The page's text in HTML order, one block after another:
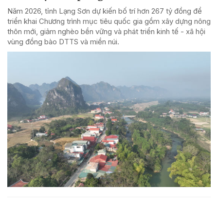
Năm 2026, tỉnh Lạng Sơn dự kiến bố trí hơn 267 tỷ đồng để
triển khai Chương trình mục tiêu quốc gia gồm xây dựng nông
thôn mới, giảm nghèo bền vững và phát triển kinh tế - xã hội
vùng đồng bào DTTS và miền núi.